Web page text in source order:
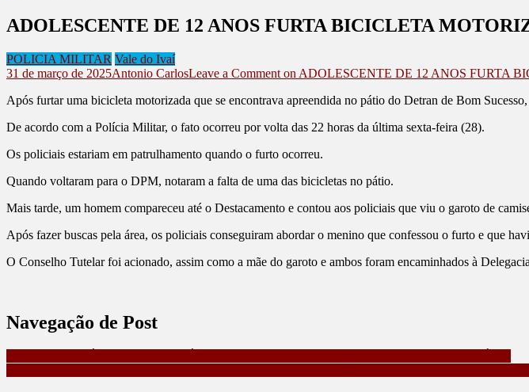
ADOLESCENTE DE 12 ANOS FURTA BICICLETA
POLICIA MILITAR Vale do Ivaí
31 de março de 2025Antonio CarlosLeave a Comment on ADOLESCENTE DE 12 ANOS FURTA
Após furtar uma bicicleta motorizada que se encontrava apreendida no pátio do Detran de Bom
De acordo com a Polícia Militar, o fato ocorreu por volta das 22 horas da última sexta-feira (28).
Os policiais estariam em patrulhamento quando o furto ocorreu.
Quando voltaram para o DPM, notaram a falta de uma das bicicletas no pátio.
Mais tarde, um homem compareceu até o Destacamento e contou aos policiais que viu o garoto de
Após fazer buscas pela área, os policiais conseguiram abordar o menino que confessou o furto e que
O Conselho Tutelar foi acionado, assim como a mãe do garoto e ambos foram encaminhados à
Navegação de Post